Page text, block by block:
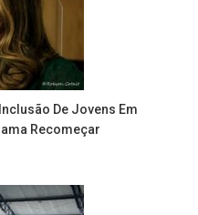
De Jovens Em
Recomeçar